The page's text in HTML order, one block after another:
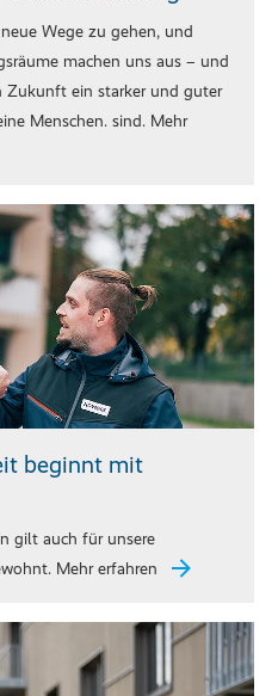
Wege zu gehen, und
machen uns aus – und
Zukunft ein starker und guter
Menschen. sind. Mehr
beginnt mit
gilt auch für unsere
Mehr erfahren